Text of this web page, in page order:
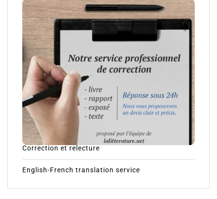
Correction et relecture
English-French translation service